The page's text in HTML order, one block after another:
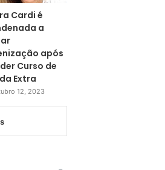
Cardi é
a
após
Curso de
Extra
12, 2023